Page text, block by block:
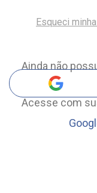
Esqueci
Ainda não
Acesse com